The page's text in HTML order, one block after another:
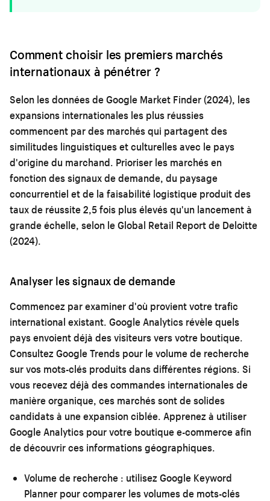
Comment choisir les premiers marchés
internationaux à pénétrer ?
Selon les données de Google Market Finder (2024), les
expansions internationales les plus réussies
commencent par des marchés qui partagent des
similitudes linguistiques et culturelles avec le pays
d'origine du marchand. Prioriser les marchés en
fonction des signaux de demande, du paysage
concurrentiel et de la faisabilité logistique produit des
taux de réussite 2,5 fois plus élevés qu'un lancement à
grande échelle, selon le Global Retail Report de Deloitte
(2024).
Analyser les signaux de demande
Commencez par examiner d'où provient votre trafic
international existant. Google Analytics révèle quels
pays envoient déjà des visiteurs vers votre boutique.
Consultez Google Trends pour le volume de recherche
sur vos mots-clés produits dans différentes régions. Si
vous recevez déjà des commandes internationales de
manière organique, ces marchés sont de solides
candidats à une expansion ciblée. Apprenez à utiliser
Google Analytics pour votre boutique e-commerceafin
de découvrir ces informations géographiques.
Volume de recherche : utilisez Google Keyword
Planner pour comparer les volumes de mots-clés